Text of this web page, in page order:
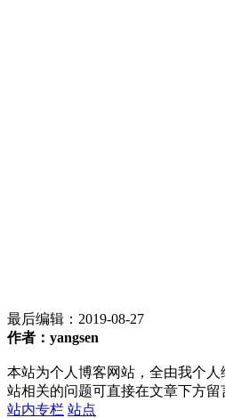
最后编辑： 2019-08-27
作者：yangsen
本站为个人博客网站，全由我个
站相关的问题可直接在文章下方留
站内专栏 站点